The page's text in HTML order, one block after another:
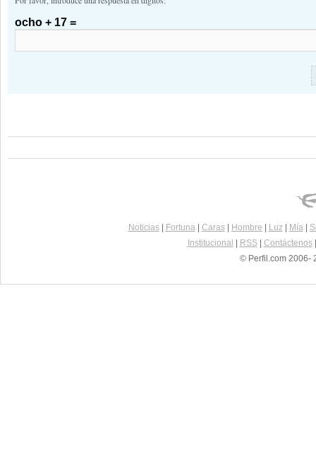
ocho + 17 =
Noticias| Fortuna| Caras| Hombre Luz| Mía|
Institucional
RSS| Contáctenos
© Perfil.com 2006-